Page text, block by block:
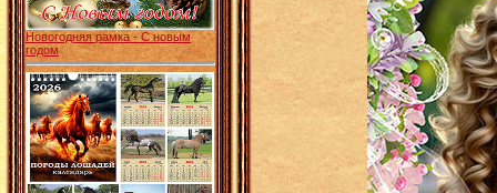
Новогодняя рамка - С новым
годом